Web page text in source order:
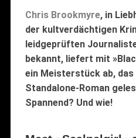
Chris Brookmyre, in
der kultverdächtigen
leidgeprüften
bekannt, liefert mit
ein Meisterstück ab, das
Standalone-Roman
Spannend? Und wie!